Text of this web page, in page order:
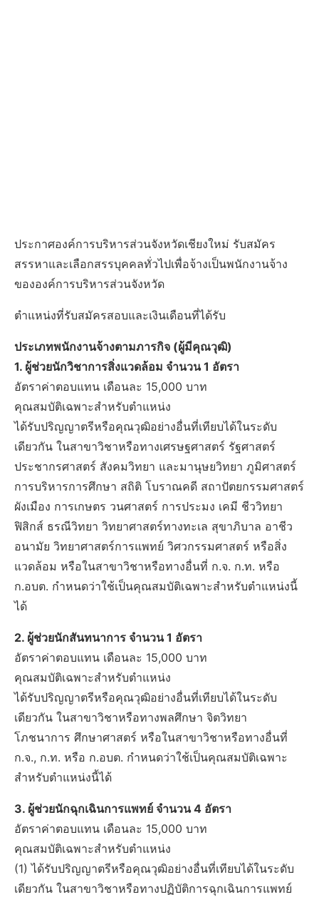
ประกาศองค์การบริหารส่วนจังหวัดเชียงใหม่ รับสมัคร
สรรหาและเลือกสรรบุคคลทั่วไปเพื่อจ้างเป็นพนักงานจ้าง
ขององค์การบริหารส่วนจังหวัด
ตําแหน่งที่รับสมัครสอบและเงินเดือนที่ได้รับ
ประเภทพนักงานจ้างตามภารกิจ (ผู้มีคุณวุฒิ)
1. ผู้ช่วยนักวิชาการสิ่งแวดล้อม จำนวน 1 อัตรา
อัตราค่าตอบแทน เดือนละ 15,000 บาท
คุณสมบัติเฉพาะสำหรับตำแหน่ง
ได้รับปริญญาตรีหรือคุณวุฒิอย่างอื่นที่เทียบได้ในระดับ
เดียวกัน ในสาขาวิชาหรือทางเศรษฐศาสตร์ รัฐศาสตร์
ประชากรศาสตร์ สังคมวิทยา และมานุษยวิทยา ภูมิศาสตร์
การบริหารการศึกษา สถิติ โบราณคดี สถาปัตยกรรมศาสตร์
ผังเมือง การเกษตร วนศาสตร์ การประมง เคมี ชีววิทยา
ฟิสิกส์ ธรณีวิทยา วิทยาศาสตร์ทางทะเล สุขาภิบาล อาชีว
อนามัย วิทยาศาสตร์การแพทย์ วิศวกรรมศาสตร์ หรือสิ่ง
แวดล้อม หรือในสาขาวิชาหรือทางอื่นที่ ก.จ. ก.ท. หรือ
ก.อบต. กำหนดว่าใช้เป็นคุณสมบัติเฉพาะสำหรับตำแหน่งนี้
ได้
2. ผู้ช่วยนักสันทนาการ จำนวน 1 อัตรา
อัตราค่าตอบแทน เดือนละ 15,000 บาท
คุณสมบัติเฉพาะสำหรับตำแหน่ง
ได้รับปริญญาตรีหรือคุณวุฒิอย่างอื่นที่เทียบได้ในระดับ
เดียวกัน ในสาขาวิชาหรือทางพลศึกษา จิตวิทยา
โภชนาการ ศึกษาศาสตร์ หรือในสาขาวิชาหรือทางอื่นที่
ก.จ., ก.ท. หรือ ก.อบต. กำหนดว่าใช้เป็นคุณสมบัติเฉพาะ
สำหรับตำแหน่งนี้ได้
3. ผู้ช่วยนักฉุกเฉินการแพทย์ จำนวน 4 อัตรา
อัตราค่าตอบแทน เดือนละ 15,000 บาท
คุณสมบัติเฉพาะสำหรับตำแหน่ง
(1) ได้รับปริญญาตรีหรือคุณวุฒิอย่างอื่นที่เทียบได้ในระดับ
เดียวกัน ในสาขาวิชาหรือทางปฏิบัติการฉุกเฉินการแพทย์